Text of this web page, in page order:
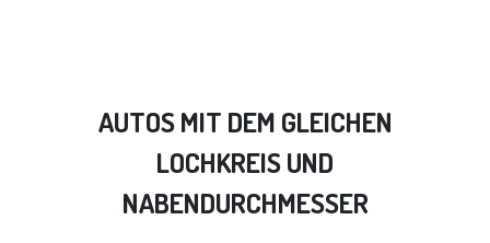
AUTOS MIT DEM GLEICHEN
LOCHKREIS UND
NABENDURCHMESSER